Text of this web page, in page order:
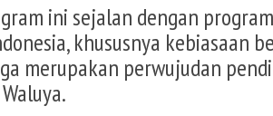
ini sejalan dengan
khususnya kebiasaan
merupakan perwujudan